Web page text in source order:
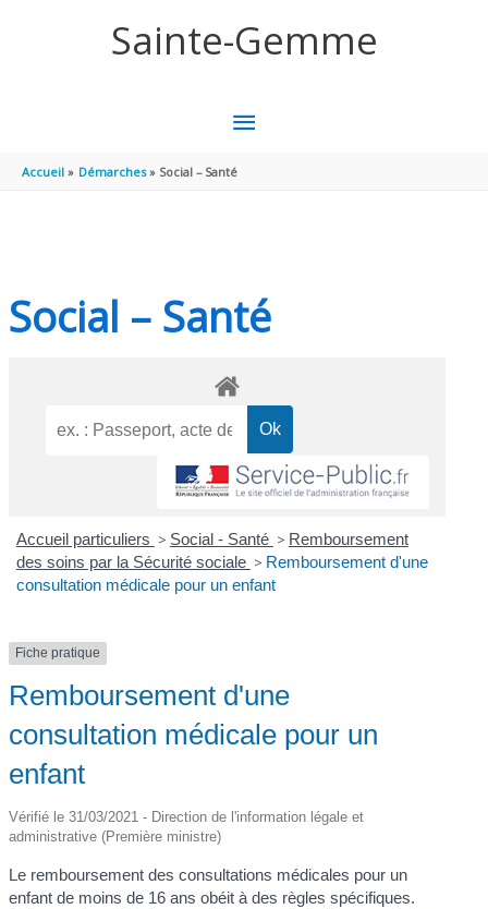
Sainte-Gemme
MENU
PRINCIPAL
Accueil Démarches Social – Santé
Social – Santé
Accueil particuliers > Social - Santé > Remboursement
des soins par la Sécurité sociale > Remboursement d'une
consultation médicale pour un enfant
Fiche pratique
Remboursement d'une
consultation médicale pour un
enfant
Vérifié le 31/03/2021 - Direction de l'information légale et
administrative (Première ministre)
Le remboursement des consultations médicales pour un
enfant de moins de 16 ans obéit à des règles spécifiques.